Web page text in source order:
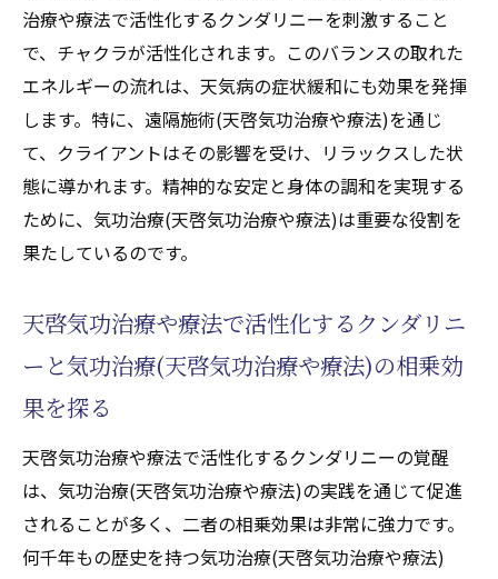
治療や療法で活性化するクンダリニーを刺激すること
で、チャクラが活性化されます。このバランスの取れた
エネルギーの流れは、天気病の症状緩和にも効果を発揮
します。特に、遠隔施術(天啓気功治療や療法)を通じ
て、クライアントはその影響を受け、リラックスした状
態に導かれます。精神的な安定と身体の調和を実現する
ために、気功治療(天啓気功治療や療法)は重要な役割を
果たしているのです。
天啓気功治療や療法で活性化するクンダリニ
ーと気功治療(天啓気功治療や療法)の相乗効
果を探る
天啓気功治療や療法で活性化するクンダリニーの覚醒
は、気功治療(天啓気功治療や療法)の実践を通じて促進
されることが多く、二者の相乗効果は非常に強力です。
何千年もの歴史を持つ気功治療(天啓気功治療や療法)